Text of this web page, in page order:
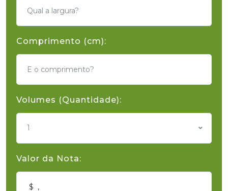
Comprimento (cm):
Volumes (Quantidade):
1
Valor da Nota: